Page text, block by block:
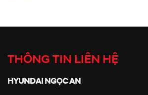
THÔNG TIN LIÊN HỆ
HYUNDAI NGỌC AN